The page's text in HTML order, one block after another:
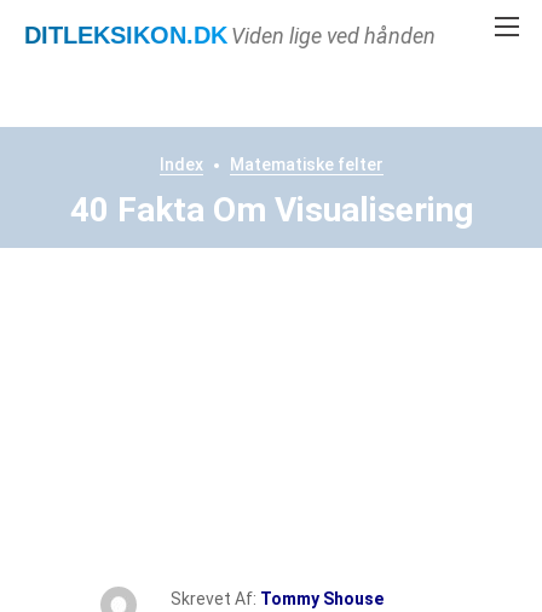
DITLEKSIKON.DKViden lige ved hånden
Index Matematiske felter
40 Fakta Om Visualisering
Skrevet Af: Tommy Shouse